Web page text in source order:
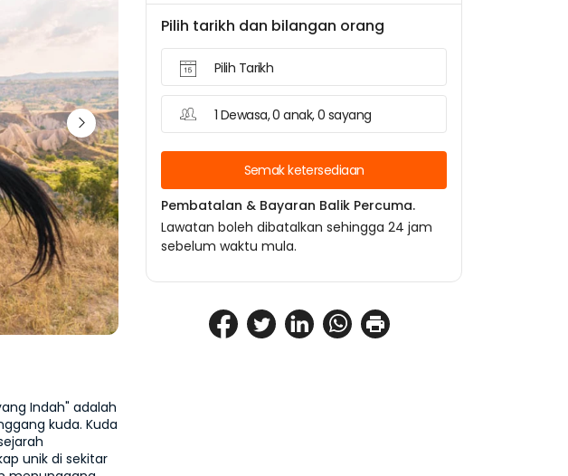
Indah" adalah
kuda. Kuda
unik di sekitar
Pilih tarikh dan bilangan orang
Pilih Tarikh
1 Dewasa, 0 anak, 0 sayang
Semak ketersediaan
Pembatalan & Bayaran Balik Percuma.
Lawatan boleh dibatalkan sehingga 24 jam
sebelum waktu mula.